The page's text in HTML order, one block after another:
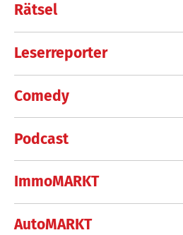
Rätsel
Leserreporter
Comedy
Podcast
ImmoMARKT
AutoMARKT